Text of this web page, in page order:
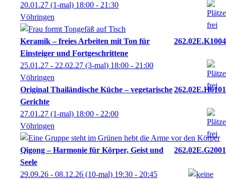
Qigong – Harmonie für Körper, Geist und
Seele
262.02E.G2001
29.09.26 - 08.12.26 (10-mal) 19:30 - 20:45
20.01.27 (1-mal) 18:00 - 21:30
Vöhringen
Keramik – freies Arbeiten mit Ton für
Einsteiger und Fortgeschrittene
262.02E.K1004
25.01.27 - 22.02.27 (3-mal) 18:00 - 21:00
Vöhringen
Original Thailändische Küche – vegetarische
Gerichte
262.02E.H6101
27.01.27 (1-mal) 18:00 - 22:00
Vöhringen